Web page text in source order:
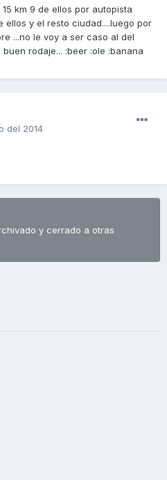
km 9 de ellos por autopista
y el resto ciudad....luego por
...no le voy a ser caso al del
rodaje... :beer :ole :banana
del 2014
y cerrado a otras